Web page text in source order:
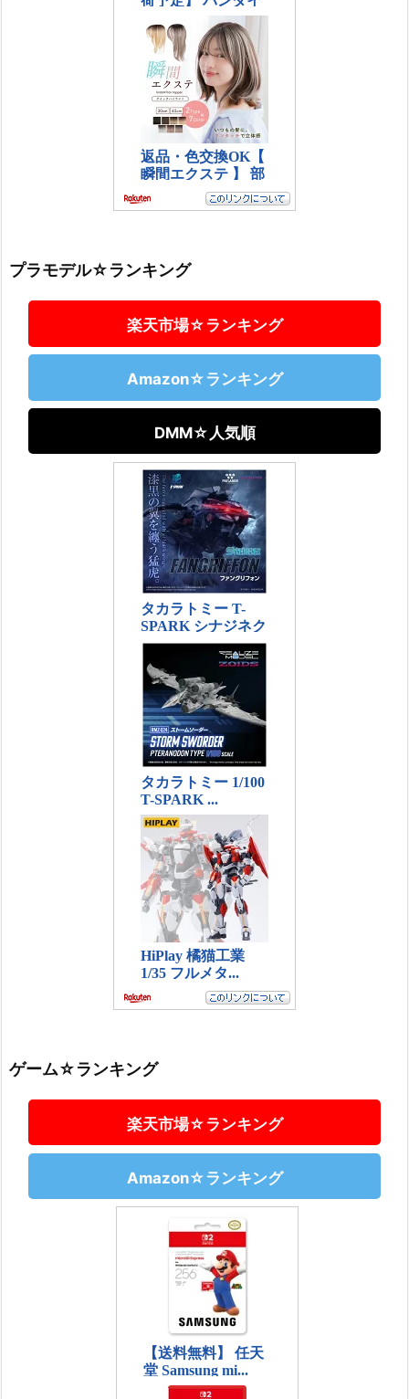
プラモデル☆ランキング
楽天市場☆ランキング
Amazon☆ランキング
DMM☆人気順
ゲーム☆ランキング
楽天市場☆ランキング
Amazon☆ランキング